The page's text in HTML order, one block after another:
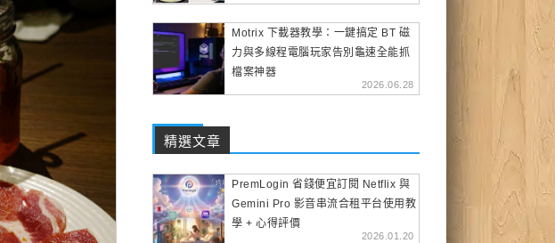
Motrix 下載器教學：一鍵搞定 BT 磁
力與多線程電腦玩家告別龜速全能抓
檔案神器
2026.06.28
精選文章
PremLogin 省錢便宜訂閱 Netflix 與
Gemini Pro 影音串流合租平台使用教
學 + 心得評價
2026.01.20